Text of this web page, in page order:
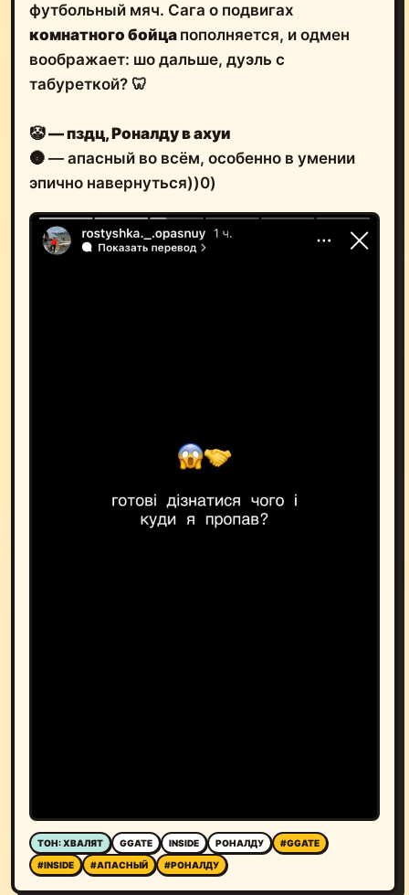
футбольный мяч. Сага о подвигах
комнатного бойца пополняется, и одмен
воображает: шо дальше, дуэль с
табуреткой? 🦷
🤡— пздц, Роналду в ахуи
🌚 — апасный во всём, особенно в умении
эпично навернуться))0)
ТОН: ХВАЛЯТ GGATE INSIDE РОНАЛДУ
#GGATE
#INSIDE
#АПАСНЫЙ #РОНАЛДУ